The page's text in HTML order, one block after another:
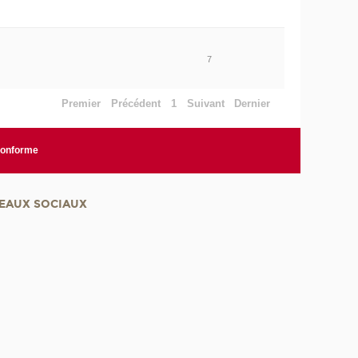
7
Premier Précédent 1 Suivant Dernier
SOCIAUX